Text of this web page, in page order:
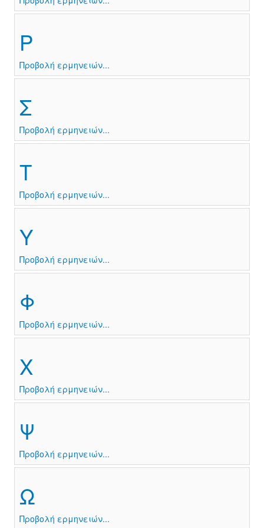
Ρ
Προβολή ερμηνειών...
Σ
Προβολή ερμηνειών...
Τ
Προβολή ερμηνειών...
Υ
Προβολή ερμηνειών...
Φ
Προβολή ερμηνειών...
Χ
Προβολή ερμηνειών...
Ψ
Προβολή ερμηνειών...
Ω
Προβολή ερμηνειών...